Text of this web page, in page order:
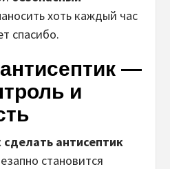
хоть каждый час
спасибо.
—
и
сделать антисептик
становится